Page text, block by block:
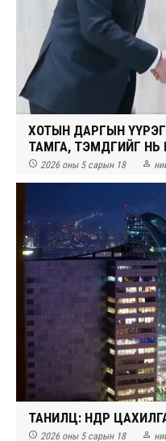
ХОТЫН ДАРГЫН
ТАМГА, ТЭМДГИЙГ НЬ
 2026 оны 5 сарын 18 
ТАНИЛЦ: ӨНӨӨДӨР
 2026 оны 5 сарын 18 